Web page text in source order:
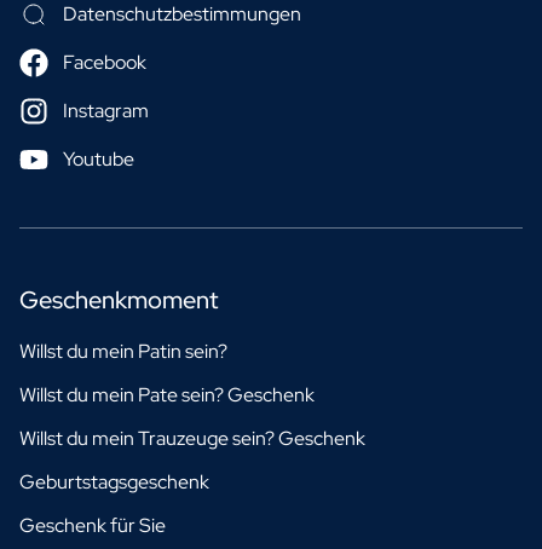
Datenschutzbestimmungen
Facebook
Instagram
Youtube
Geschenkmoment
Willst du mein Patin sein?
Willst du mein Pate sein? Geschenk
Willst du mein Trauzeuge sein? Geschenk
Geburtstagsgeschenk
Geschenk für Sie